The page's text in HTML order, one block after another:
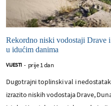
Rekordno niski vodostaji Drave
u idućim danima
VIJESTI - prije 1 dan
Dugotrajni toplinski val i
izrazito niskih vodostaja Drave,